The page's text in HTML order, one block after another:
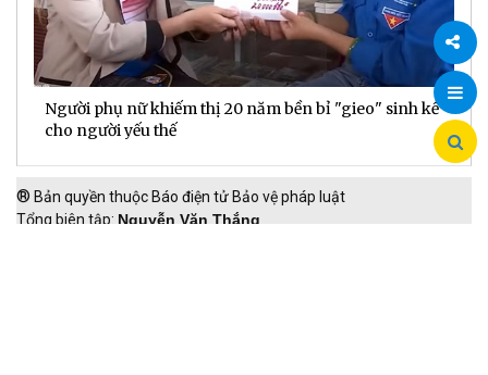
Chia
Người phụ nữ khiếm thị 20 năm bền bỉ "gieo" sinh kế
cho người yếu thế
® Bản quyền thuộc Báo điện tử Bảo vệ pháp luật
Tổng biên tập: Nguyễn Văn Thắng